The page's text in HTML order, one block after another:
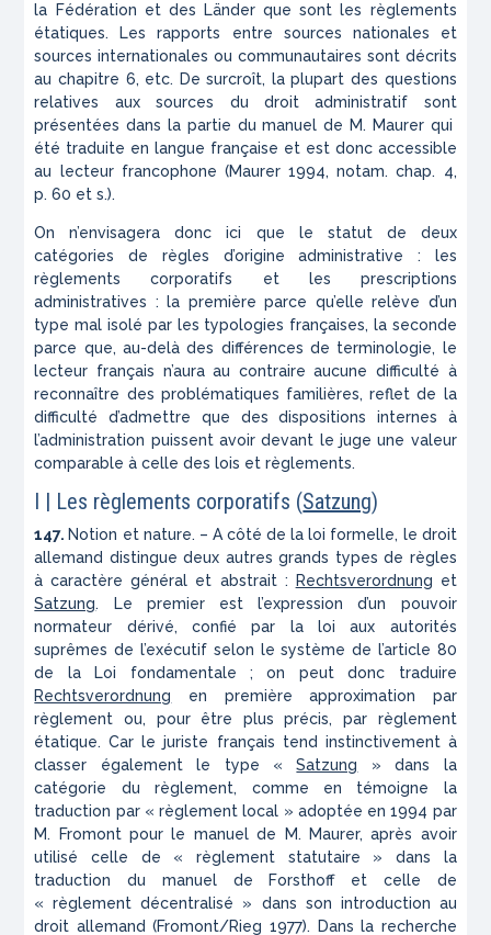
la Fédération et des Länder que sont les règlements
étatiques. Les rapports entre sources nationales et
sources internationales ou communautaires sont décrits
au chapitre 6, etc. De surcroît, la plupart des questions
relatives aux sources du droit administratif sont
présentées dans la partie du manuel de M. Maurer qui
été traduite en langue française et est donc accessible
au lecteur francophone (Maurer 1994, notam. chap. 4,
p. 60 et s.).
On n’envisagera donc ici que le statut de deux
catégories de règles d’origine administrative : les
règlements corporatifs et les prescriptions
administratives : la première parce qu’elle relève d’un
type mal isolé par les typologies françaises, la seconde
parce que, au-delà des différences de terminologie, le
lecteur français n’aura au contraire aucune difficulté à
reconnaître des problématiques familières, reflet de la
difficulté d’admettre que des dispositions internes à
l’administration puissent avoir devant le juge une valeur
comparable à celle des lois et règlements.
I | Les règlements corporatifs (Satzung)
147. Notion et nature. – A côté de la loi formelle, le droit
allemand distingue deux autres grands types de règles
à caractère général et abstrait :
Rechtsverordnung et
Satzung. Le premier est l’expression d’un pouvoir
normateur dérivé, confié par la loi aux autorités
suprêmes de l’exécutif selon le système de l’article 80
de la Loi fondamentale ; on peut donc traduire
Rechtsverordnung en première approximation par
règlement ou, pour être plus précis, par règlement
étatique. Car le juriste français tend instinctivement à
classer également le type «Satzung » dans la
catégorie du règlement, comme en témoigne la
traduction par « règlement local » adoptée en 1994 par
M. Fromont pour le manuel de M. Maurer, après avoir
utilisé celle de « règlement statutaire » dans la
traduction du manuel de Forsthoff et celle de
« règlement décentralisé » dans son introduction au
droit allemand (Fromont/Rieg 1977). Dans la recherche